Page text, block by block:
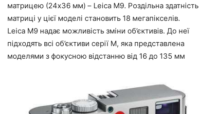
матрицею (24х36 мм) – Leica M9. Роздільна здатність
матриці у цієї моделі становить 18 мегапікселів.
Leica M9 надає можливість зміни об’єктивів. До неї
підходять всі об’єктиви серії M, яка представлена
моделями з фокусною відстанню від 16 до 135 мм